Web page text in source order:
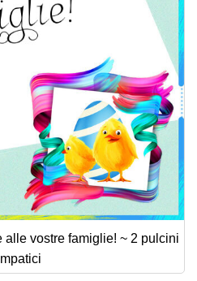
alle vostre famiglie! ~ 2 pulcini